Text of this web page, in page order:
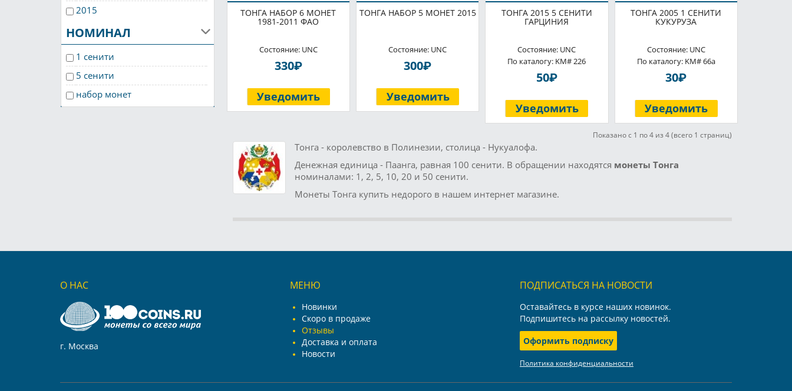
2015
НОМИНАЛ
1 сенити
5 сенити
набор монет
ТОНГА НАБОР 6 МОНЕТ
1981-2011 ФАО
Состояние: UNC
330P
Уведомить
ТОНГА НАБОР 5 МОНЕТ 2015
Состояние: UNC
300P
Уведомить
ТОНГА 2015 5 СЕНИТИ
ГАРЦИНИЯ
Состояние: UNC
По каталогу: KM# 226
50P
Уведомить
ТОНГА 2005 1 СЕНИТИ
КУКУРУЗА
Состояние: UNC
По каталогу: KM# 66a
30P
Уведомить
Показано с 1 по 4 из 4 (всего 1 страниц)
Тонга - королевство в Полинезии, столица - Нукуалофа.
Денежная единица - Паанга, равная 100 сенити. В обращении находятся монеты Тонга
номиналами: 1, 2, 5, 10, 20 и 50 сенити.
Монеты Тонга купить недорого в нашем интернет магазине.
О НАС
г. Москва
МЕНЮ
Новинки
Скоро в продаже
Отзывы
Доставка и оплата
Новости
ПОДПИСАТЬСЯ НА НОВОСТИ
Оставайтесь в курсе наших новинок.
Подпишитесь на рассылку новостей.
Оформить подписку
Политика конфиденциальности